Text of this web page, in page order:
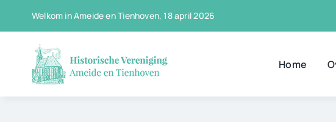
Welkom in Ameide en Tienhoven, 18 april 2026
Home